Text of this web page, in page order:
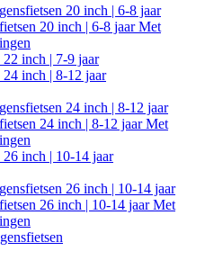
20 inch | 6-8 jaar
20 inch | 6-8 jaar Met
22 inch | 7-9 jaar
24 inch | 8-12 jaar
24 inch | 8-12 jaar
24 inch | 8-12 jaar Met
26 inch | 10-14 jaar
26 inch | 10-14 jaar
26 inch | 10-14 jaar Met